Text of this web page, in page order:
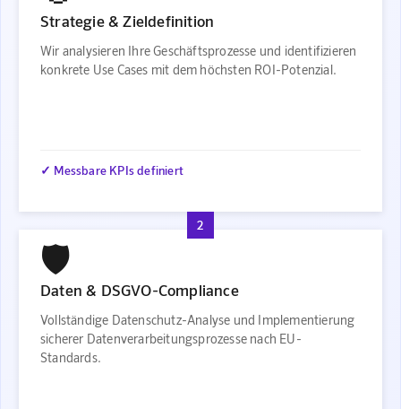
Strategie & Zieldefinition
Wir analysieren Ihre Geschäftsprozesse und identifizieren
konkrete Use Cases mit dem höchsten ROI-Potenzial.
✓ Messbare KPIs definiert
2
🛡️
Daten & DSGVO-Compliance
Vollständige Datenschutz-Analyse und Implementierung
sicherer Datenverarbeitungsprozesse nach EU-
Standards.